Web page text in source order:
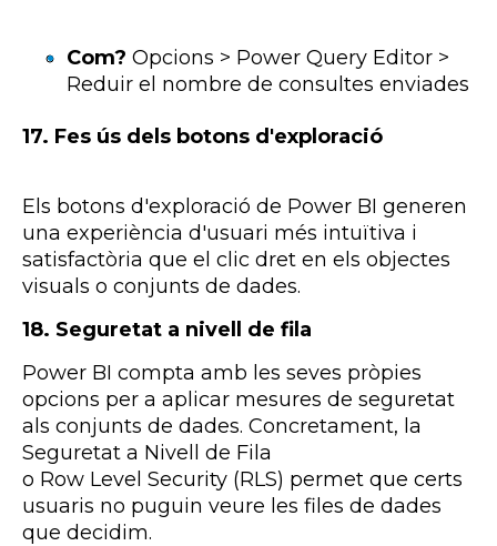
Com? Opcions > Power Query Editor >
Reduir el nombre de consultes enviades
17. Fes ús dels botons d'exploració
Els botons d'exploració de Power BI generen
una experiència d'usuari més intuïtiva i
satisfactòria que el clic dret en els objectes
visuals o conjunts de dades.
18. Seguretat a nivell de fila
Power BI compta amb les seves pròpies
opcions per a aplicar mesures de seguretat
als conjunts de dades. Concretament, la
Seguretat a Nivell de Fila
o Row Level Security (RLS) permet que certs
usuaris no puguin veure les files de dades
que decidim.